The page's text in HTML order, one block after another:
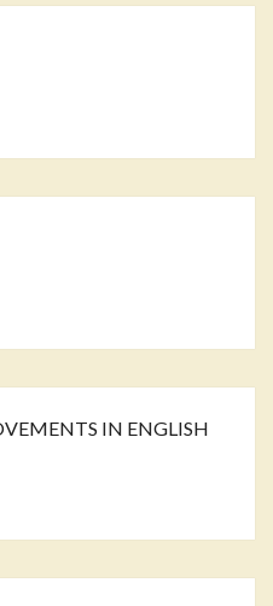
IN ENGLISH